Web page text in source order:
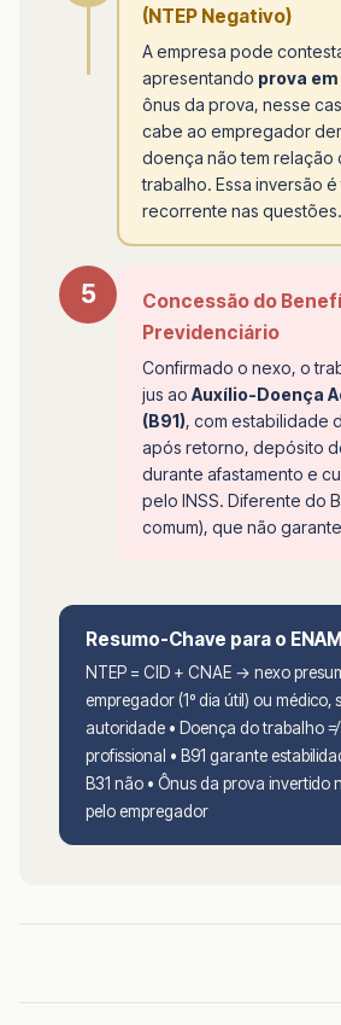
(NTEP Negativo)
A empresa pode
apresentando prova
ônus da prova, nesse
cabe ao empregador
doença não tem relação
trabalho. Essa inversão é
recorrente nas questões.
5
Concessão do
Previdenciário
Confirmado o nexo, o
jus ao Auxílio-Doença
(B91), com estabilidade
após retorno, depósito
durante afastamento e
pelo INSS. Diferente do
comum), que não
Resumo-Chave para o
NTEP = CID + CNAE → nexo
empregador (1º dia útil) ou médico,
autoridade • Doença do trabalho
profissional • B91 garante
B31 não • Ônus da prova invertido
pelo empregador